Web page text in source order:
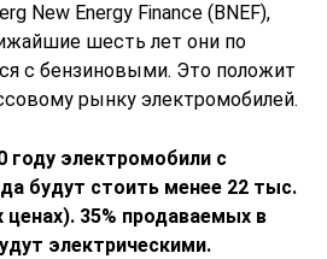
New Energy Finance (BNEF),
шесть лет они по
с бензиновыми. Это положит
рынку электромобилей.
году электромобили с
будут стоить менее 22 тыс.
35% продаваемых в
электрическими.